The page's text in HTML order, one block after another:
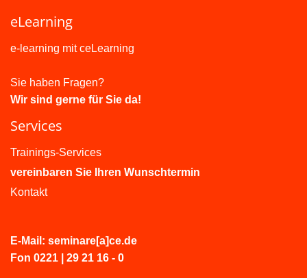
eLearning
e-learning mit ceLearning
Sie haben Fragen?
Wir sind gerne für Sie da!
Services
Trainings-Services
vereinbaren Sie Ihren Wunschtermin
Kontakt
E-Mail: seminare[a]ce.de
Fon 0221 | 29 21 16 - 0